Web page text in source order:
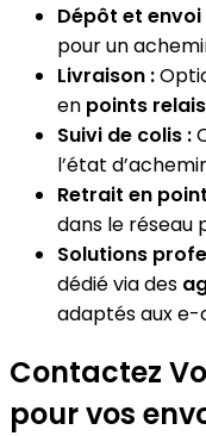
Dépôt et envoi
pour un
Livraison :
en points relais
Suivi de colis :
l’état
Retrait en
dans le réseau
Solutions
dédié via des
adaptés aux
Contactez
pour vos